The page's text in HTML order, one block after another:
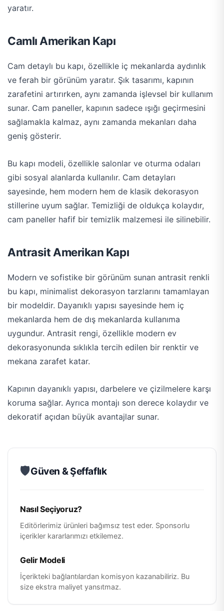
yaratır​.
Camlı Amerikan Kapı
Cam detaylı bu kapı, özellikle iç mekanlarda aydınlık
ve ferah bir görünüm yaratır. Şık tasarımı, kapının
zarafetini artırırken, aynı zamanda işlevsel bir kullanım
sunar. Cam paneller, kapının sadece ışığı geçirmesini
sağlamakla kalmaz, aynı zamanda mekanları daha
geniş gösterir.
Bu kapı modeli, özellikle salonlar ve oturma odaları
gibi sosyal alanlarda kullanılır. Cam detayları
sayesinde, hem modern hem de klasik dekorasyon
stillerine uyum sağlar. Temizliği de oldukça kolaydır,
cam paneller hafif bir temizlik malzemesi ile silinebilir​.
Antrasit Amerikan Kapı
Modern ve sofistike bir görünüm sunan antrasit renkli
bu kapı, minimalist dekorasyon tarzlarını tamamlayan
bir modeldir. Dayanıklı yapısı sayesinde hem iç
mekanlarda hem de dış mekanlarda kullanıma
uygundur. Antrasit rengi, özellikle modern ev
dekorasyonunda sıklıkla tercih edilen bir renktir ve
mekana zarafet katar.
Kapının dayanıklı yapısı, darbelere ve çizilmelere karşı
koruma sağlar. Ayrıca montajı son derece kolaydır ve
dekoratif açıdan büyük avantajlar sunar​.
🛡️Güven & Şeffaflık
Nasıl Seçiyoruz?
Editörlerimiz ürünleri bağımsız test eder. Sponsorlu
içerikler kararlarımızı etkilemez.
Gelir Modeli
İçerikteki bağlantılardan komisyon kazanabiliriz. Bu
size ekstra maliyet yansıtmaz.